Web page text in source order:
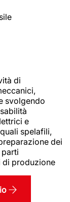
di
svolgendo
e
spelafili,
dei
di produzione